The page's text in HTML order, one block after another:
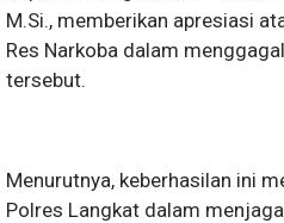
M.Si., memberikan apresiasi
Res Narkoba dalam
tersebut.
Menurutnya, keberhasilan ini
Polres Langkat dalam